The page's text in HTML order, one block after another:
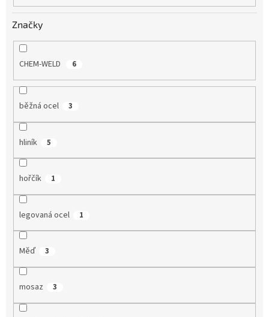
Značky
CHEM-WELD 6
běžná ocel 3
hliník 5
hořčík 1
legovaná ocel 1
Měď 3
mosaz 3